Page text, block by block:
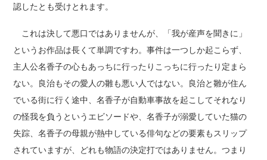
認したとも受けとれます。
これは決して悪口ではありませんが、「我が産声を聞きに」
というお作品は長くて単調ですわ。事件は一つしか起こらず、
主人公名香子の心もあっちに行ったりこっちに行ったり定まら
ない。良治もその愛人の雛も悪い人ではない。良治と雛が住ん
でいる街に行く途中、名香子が自動車事故を起こしてそれなり
の怪我を負うというエビソードや、名香子が溺愛していた猫の
失踪、名香子の母親が熱中している俳句などの要素もスリップ
されていますが、どれも物語の決定打ではありません。つまり